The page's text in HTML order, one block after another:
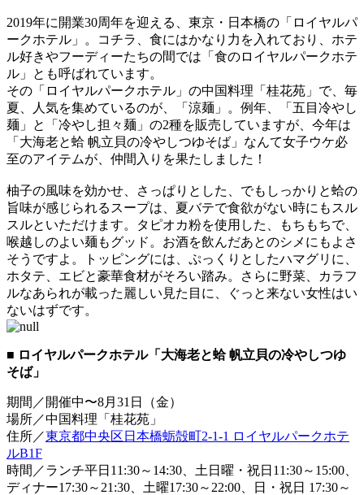
2019年に開業30周年を迎える、東京・日本橋の「ロイヤルパ
ークホテル」。コチラ、食にはかなり力を入れており、ホテ
ル好きやフーディーたちの間では「食のロイヤルパークホテ
ル」とも呼ばれています。
その「ロイヤルパークホテル」の中国料理「桂花苑」で、毎
夏、人気を集めているのが、「涼麺」。例年、「五目冷やし
麺」と「冷やし担々麺」の2種を販売していますが、今年は
「大海老と蛤 帆立貝の冷やしつゆそば」なんて女子ウケ必
至のアイテムが、仲間入りを果たしました！
柚子の風味を効かせ、さっぱりとした、でもしっかりと蛤の
旨味が感じられるスープは、夏バテで食欲がない時にもスル
スルといただけます。タピオカ粉を使用した、もちもちで、
喉越しのよい麺もグッド。お酒を飲んだあとのシメにもよさ
そうですよ。トッピングには、ぷっくりとしたハマグリに、
ホタテ、エビと豪華食材がそろい踏み。さらに野菜、カラフ
ルなあられが載った麗しい見た目に、ぐっと来ない女性はい
ないはずです。
■ ロイヤルパークホテル「大海老と蛤 帆立貝の冷やしつゆ
そば」
期間／開催中〜8月31日（金）
場所／中国料理「桂花苑」
住所／東京都中央区日本橋蛎殻町2-1-1 ロイヤルパークホテ
ルB1F
時間／ランチ平日11:30～14:30、土日曜・祝日11:30～15:00、
ディナー17:30～21:30、土曜17:30～22:00、日・祝日 17:30～